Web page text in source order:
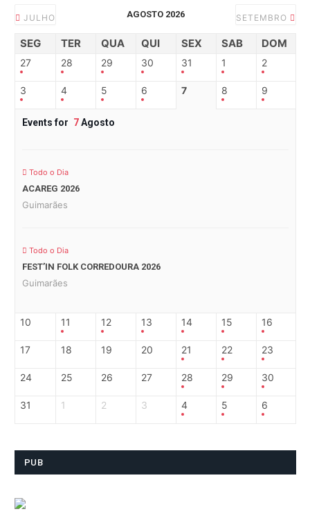
JULHO AGOSTO 2026 SETEMBRO
SEG TER QUA QUI SEX SAB DOM
27 28 29 30 31 1 2
3 4 5 6 7 8 9
Events for 7Agosto
Todo o Dia
ACAREG 2026
Guimarães
Todo o Dia
FEST’IN FOLK CORREDOURA 2026
Guimarães
10 11 12 13 14 15 16
17 18 19 20 21 22 23
24 25 26 27 28 29 30
31 1 2 3 4 5 6
PUB